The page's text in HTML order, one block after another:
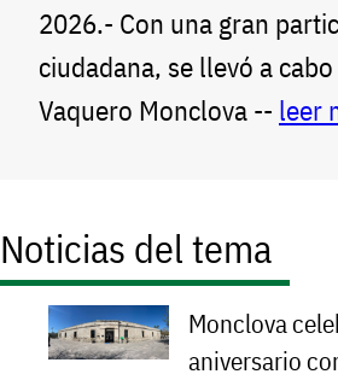
2026.- Con una gran
ciudadana, se llevó a
Vaquero Monclova -- leer
Noticias del tema
Monclova
aniversario